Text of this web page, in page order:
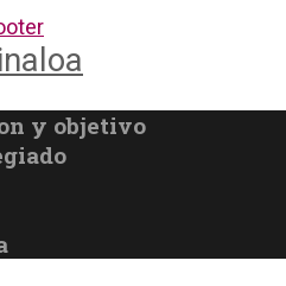
y objetivo